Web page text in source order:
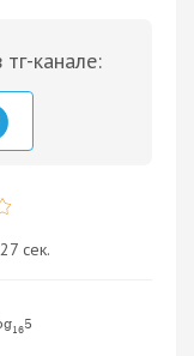
канале:
27 сек.
165